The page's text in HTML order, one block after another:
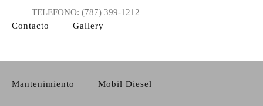
Contacto Gallery
Mantenimiento Mobil Diesel
TELEFONO: (787) 399-1212